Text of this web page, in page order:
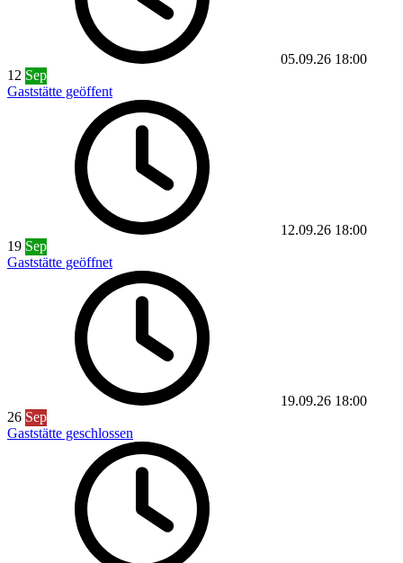
05.09.26 18:00
12 Sep
Gaststätte geöffent
12.09.26 18:00
19 Sep
Gaststätte geöffnet
19.09.26 18:00
26 Sep
Gaststätte geschlossen